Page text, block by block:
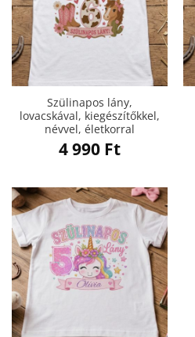
Szülinapos lány,
lovacskával, kiegészítőkkel,
névvel, életkorral
4 990 Ft